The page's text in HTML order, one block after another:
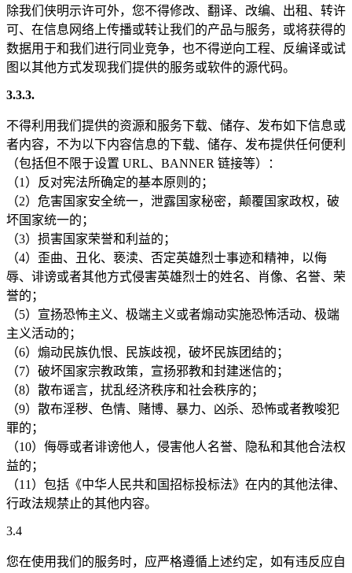
除我们侠明示许可外，您不得修改、翻译、改编、出租、转许
可、在信息网络上传播或转让我们的产品与服务，或将获得的
数据用于和我们进行同业竞争，也不得逆向工程、反编译或试
图以其他方式发现我们提供的服务或软件的源代码。
3.3.3.
不得利用我们提供的资源和服务下载、储存、发布如下信息或
者内容，不为以下内容信息的下载、储存、发布提供任何便利
（包括但不限于设置 URL、BANNER 链接等）：
（1）反对宪法所确定的基本原则的；
（2）危害国家安全统一，泄露国家秘密，颠覆国家政权，破
坏国家统一的；
（3）损害国家荣誉和利益的；
（4）歪曲、丑化、亵渎、否定英雄烈士事迹和精神，以侮
辱、诽谤或者其他方式侵害英雄烈士的姓名、肖像、名誉、荣
誉的；
（5）宣扬恐怖主义、极端主义或者煽动实施恐怖活动、极端
主义活动的；
（6）煽动民族仇恨、民族歧视，破坏民族团结的；
（7）破坏国家宗教政策，宣扬邪教和封建迷信的；
（8）散布谣言，扰乱经济秩序和社会秩序的；
（9）散布淫秽、色情、赌博、暴力、凶杀、恐怖或者教唆犯
罪的；
（10）侮辱或者诽谤他人，侵害他人名誉、隐私和其他合法权
益的；
（11）包括《中华人民共和国招标投标法》在内的其他法律、
行政法规禁止的其他内容。
3.4
您在使用我们的服务时，应严格遵循上述约定，如有违反应自